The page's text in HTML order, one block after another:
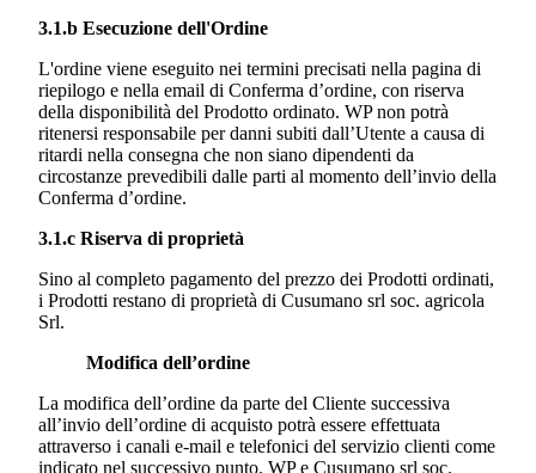
3.1.b Esecuzione dell'Ordine
L'ordine viene eseguito nei termini precisati nella pagina di
riepilogo e nella email di Conferma d’ordine, con riserva
della disponibilità del Prodotto ordinato. WP non potrà
ritenersi responsabile per danni subiti dall’Utente a causa di
ritardi nella consegna che non siano dipendenti da
circostanze prevedibili dalle parti al momento dell’invio della
Conferma d’ordine.
3.1.c Riserva di proprietà
Sino al completo pagamento del prezzo dei Prodotti ordinati,
i Prodotti restano di proprietà di Cusumano srl soc. agricola
Srl.
Modifica dell’ordine
La modifica dell’ordine da parte del Cliente successiva
all’invio dell’ordine di acquisto potrà essere effettuata
attraverso i canali e-mail e telefonici del servizio clienti come
indicato nel successivo punto. WP e Cusumano srl soc.